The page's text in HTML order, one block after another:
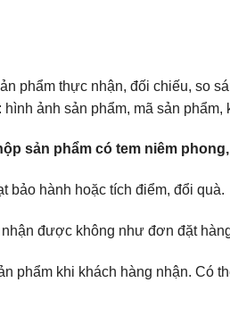
phẩm thực nhận, đối chiếu, so
ảnh sản phẩm, mã sản
sản phẩm có tem niêm
bảo hành hoặc tích điểm, đổi quà.
được không như đơn đặt
phẩm khi khách hàng nhận. Có